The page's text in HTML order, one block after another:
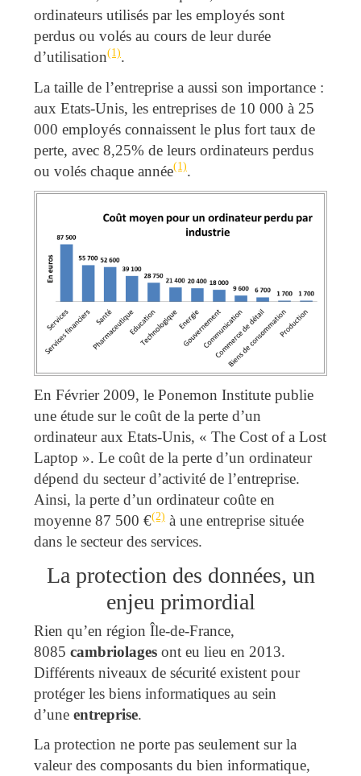
ordinateurs utilisés par les employés sont
perdus ou volés au cours de leur durée
d’utilisation(1).
La taille de l’entreprise a aussi son importance :
aux Etats-Unis, les entreprises de 10 000 à 25
000 employés connaissent le plus fort taux de
perte, avec 8,25% de leurs ordinateurs perdus
ou volés chaque année(1).
En Février 2009, le Ponemon Institute publie
une étude sur le coût de la perte d’un
ordinateur aux Etats-Unis, « The Cost of a Lost
Laptop ». Le coût de la perte d’un ordinateur
dépend du secteur d’activité de l’entreprise.
Ainsi, la perte d’un ordinateur coûte en
moyenne 87 500 €(2) à une entreprise située
dans le secteur des services.
La protection des données, un
enjeu primordial
Rien qu’en région Île-de-France,
8085 cambriolages ont eu lieu en 2013.
Différents niveaux de sécurité existent pour
protéger les biens informatiques au sein
d’une entreprise.
La protection ne porte pas seulement sur la
valeur des composants du bien informatique,